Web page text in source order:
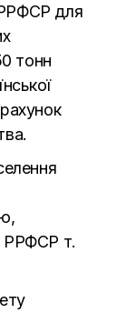
для
тонн
рахунок
РРФСР т.